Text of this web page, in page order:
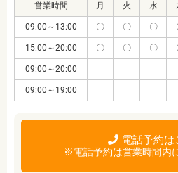
営業時間 月 火 水
09:00～13:00 〇 〇 〇
15:00～20:00 〇 〇 〇
09:00～20:00
09:00～19:00
電話予約は
※電話予約は営業時間内